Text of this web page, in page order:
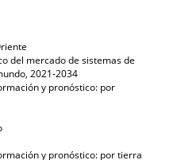
del mercado de sistemas de
2021-2034
y pronóstico: por
y pronóstico: por tierra